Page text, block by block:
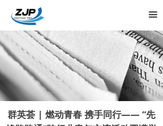
끀
群英荟 | 燃动青春 携手同行—— “先